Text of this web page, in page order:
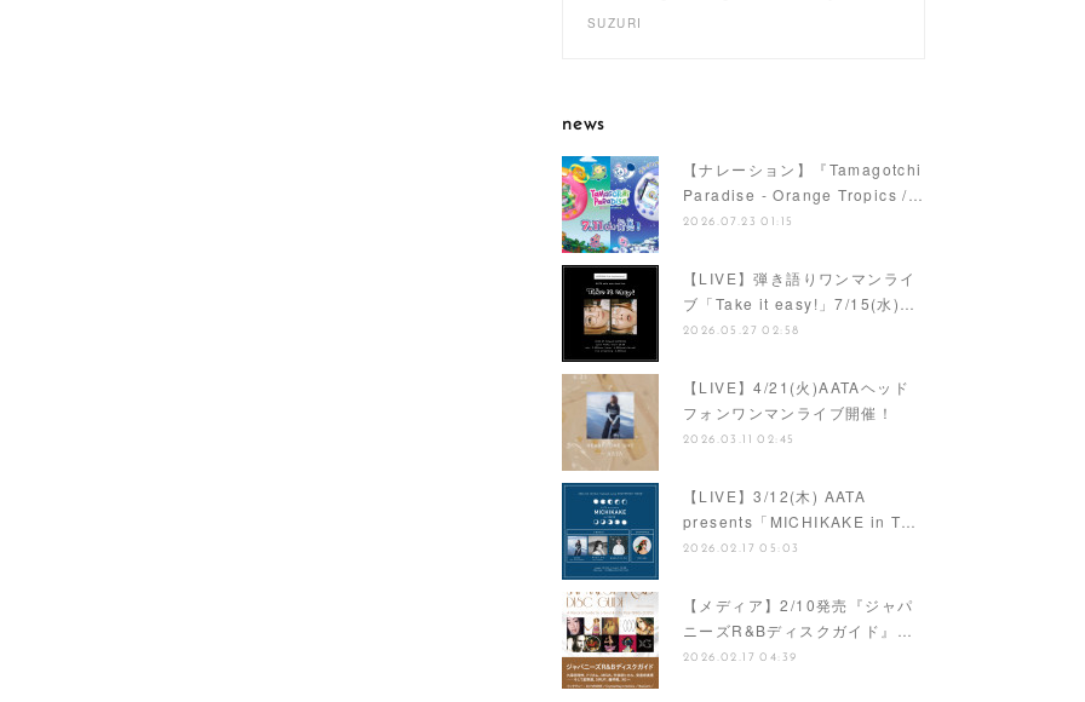
SUZURI
news
【ナレーション】『Tamagotchi
Paradise - Orange Tropics /…
2026.07.23 01:15
【LIVE】弾き語りワンマンライ
ブ「Take it easy!」7/15(水)…
2026.05.27 02:58
【LIVE】4/21(火)AATAヘッド
フォンワンマンライブ開催！
2026.03.11 02:45
【LIVE】3/12(木) AATA
presents「MICHIKAKE in T…
2026.02.17 05:03
【メディア】2/10発売『ジャパ
ニーズR&Bディスクガイド』…
2026.02.17 04:39